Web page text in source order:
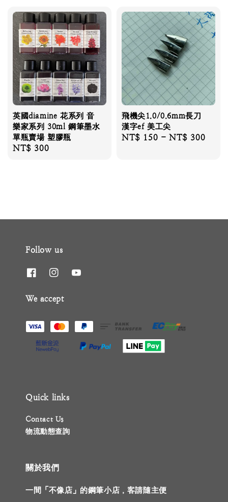
英國diamine 花系列 音
樂家系列 30ml 鋼筆墨水
單瓶賣場 塑膠瓶
Regular
NT$ 300
飛機尖1.0/0.6mm長刀
漢字ef 美工尖
Regular
NT$ 150 -NT$ 300
Follow us
We accept
Quick links
Contact Us
物流動態查詢
關於我們
一間「不像店」的鋼筆小店，客請隨主便